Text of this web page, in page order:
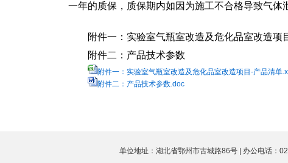
一年的质保，质保期内如因为施工不合格导致气体
附件一：实验室气瓶室改造及危化品室改造项
附件二：产品技术参数
附件一：实验室气瓶室改造及危化品室改造项目-产品清单
附件二：产品技术参数.doc
单位地址：湖北省鄂州市古城路86号 | 办公电话：